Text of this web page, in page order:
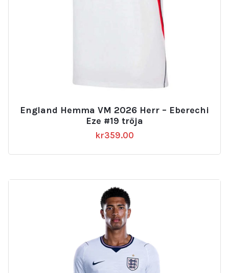
England Hemma VM 2026 Herr – Eberechi
Eze #19 tröja
kr359.00